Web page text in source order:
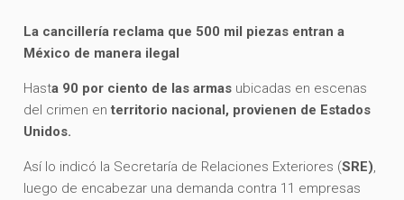
La cancillería reclama que 500 mil piezas entran a
México de manera ilegal
Hasta 90 por ciento de las armas ubicadas en escenas
del crimen enterritorio nacional, provienen de Estados
Unidos.
Así lo indicó la Secretaría de Relaciones Exteriores (SRE),
luego de encabezar una demanda contra 11 empresas